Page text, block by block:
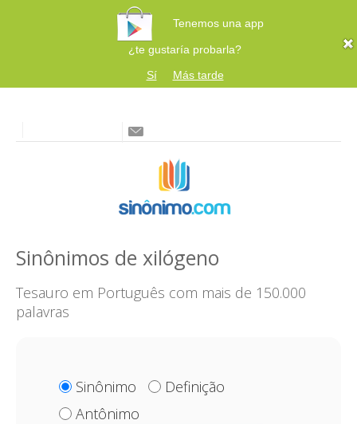
Tenemos una app
¿te gustaría probarla?
Sí
Más tarde
Sinônimos de xilógeno
Tesauro em Português com mais de 150.000
palavras
Sinônimo
Definição
Antônimo